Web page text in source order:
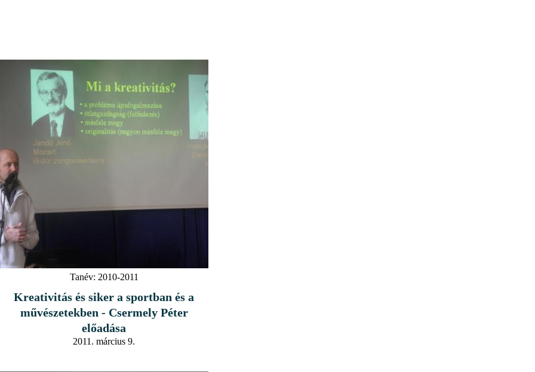
Tanév: 2010-2011
Kreativitás és siker a sportban és a
művészetekben - Csermely Péter
előadása
2011. március 9.